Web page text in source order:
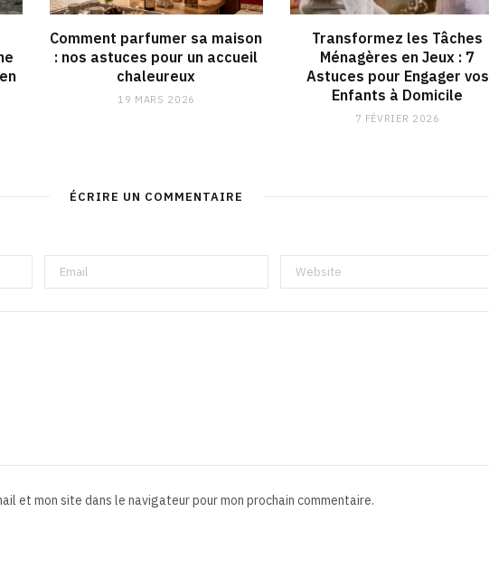
Comment parfumer sa maison
: nos astuces pour un accueil
chaleureux
19 MARS 2026
Transformez les Tâches
Ménagères en Jeux : 7
Astuces pour Engager vos
Enfants à Domicile
7 FÉVRIER 2026
ÉCRIRE UN COMMENTAIRE
et mon site dans le navigateur pour mon prochain commentaire.